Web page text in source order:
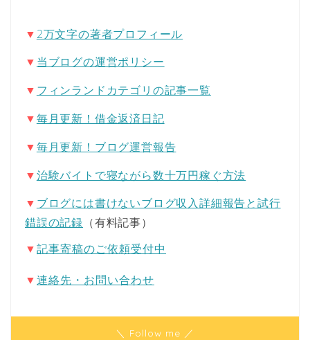
▼ 2万文字の著者プロフィール
▼ 当ブログの運営ポリシー
▼ フィンランドカテゴリの記事一覧
▼毎月更新！借金返済日記
▼毎月更新！ブログ運営報告
▼治験バイトで寝ながら数十万円稼ぐ方法
▼ ブログには書けないブログ収入詳細報告と試行
錯誤の記録 （有料記事）
▼記事寄稿のご依頼受付中
▼連絡先・お問い合わせ
＼ Follow me ／